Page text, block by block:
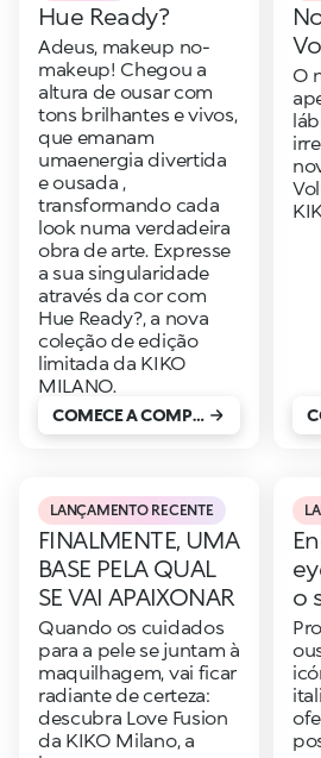
Hue Ready?
Adeus, makeup no-
makeup! Chegou a
altura de ousar com
tons brilhantes e vivos,
que emanam
umaenergia divertida
e ousada ,
transformando cada
look numa verdadeira
obra de arte. Expresse
a sua singularidade
através da cor com
Hue Ready?, a nova
coleção de edição
limitada da KIKO
MILANO.
COMECE A COMPRAR
O
LANÇAMENTO RECENTE
FINALMENTE, UMA
BASE PELA QUAL
SE VAI APAIXONAR
Quando os cuidados
para a pele se juntam à
maquilhagem, vai ficar
radiante de certeza:
descubra Love Fusion
da KIKO Milano, a
o